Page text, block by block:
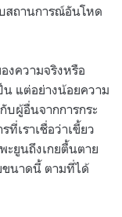
สถานการณ์อันโหด
งความจริงหรือ
น แต่อย่างน้อยความ
บผู้อื่นจากการกระ
ที่เราเชื่อว่าเขี้ยว
ะยูนถึงเกยตื้นตาย
ขนาดนี้ ตามที่ได้